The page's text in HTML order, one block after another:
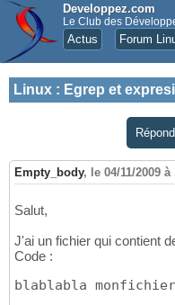
Developpez.com
Le Club des
Actus Forum
Linux : Egrep et
Empty_body, le 04/11/2009 à
Salut,
J'ai un fichier qui contient
Code :
blablabla